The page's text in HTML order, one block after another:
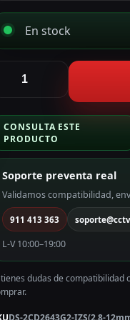
En stock
CONSULTA ESTE
PRODUCTO
Soporte preventa real
Validamos compatibilidad,
911 413 363
L-V 10:00–19:00
dudas de compatibilidad